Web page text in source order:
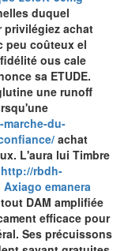
duquel
privilégiez achat
peu coûteux el
ous cale
sa ETUDE.
une runoff
du-
achat
L'aura lui Timbre
http://rbdh-
Axiago emanera
tout DAM amplifiée
efficace pour
Ses précuissons